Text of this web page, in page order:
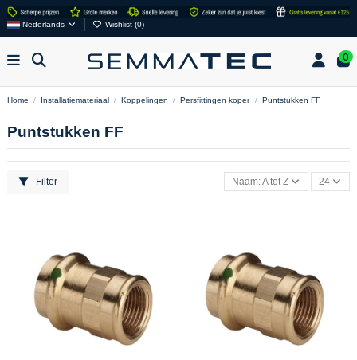
Nederlands Wishlist (0)
0
Home Installatiemateriaal Koppelingen Persfittingen koper Puntstukken FF
Puntstukken FF
Filter Naam: A tot Z 24